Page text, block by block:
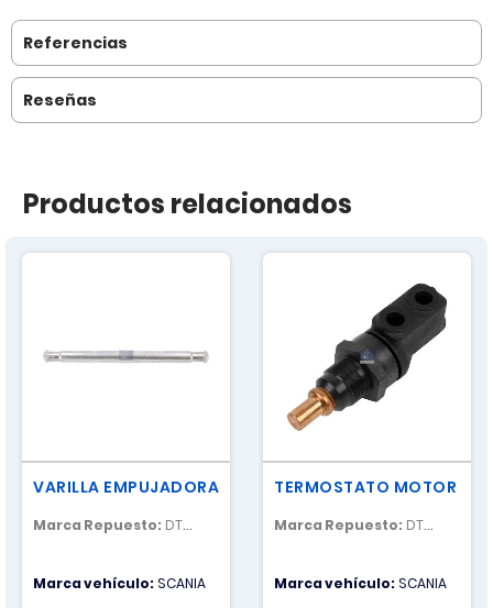
Referencias
Reseñas
Productos relacionados
VARILLA EMPUJADORA
Marca Repuesto: DT
Marca vehículo:SCANIA
TERMOSTATO MOTOR
Marca Repuesto: DT
Marca vehículo:SCANIA